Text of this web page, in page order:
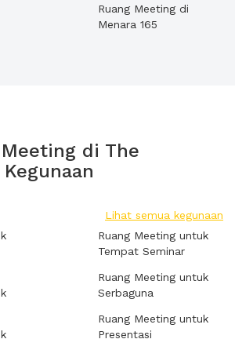
Ruang Meeting di
Menara 165
di The
Lihat semua kegunaan
Ruang Meeting untuk
Tempat Seminar
Ruang Meeting untuk
Serbaguna
Ruang Meeting untuk
Presentasi